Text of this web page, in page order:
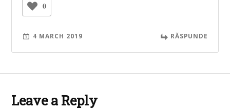
0
4 MARCH 2019 RĂSPUNDE
Leave a Reply